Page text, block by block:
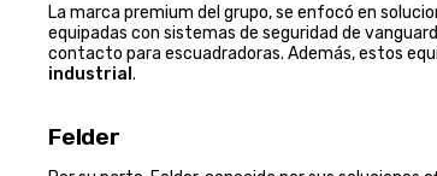
La marca premium del grupo, se enfocó en
equipadas con sistemas de seguridad de
contacto para escuadradoras. Además, estos
industrial .
Felder